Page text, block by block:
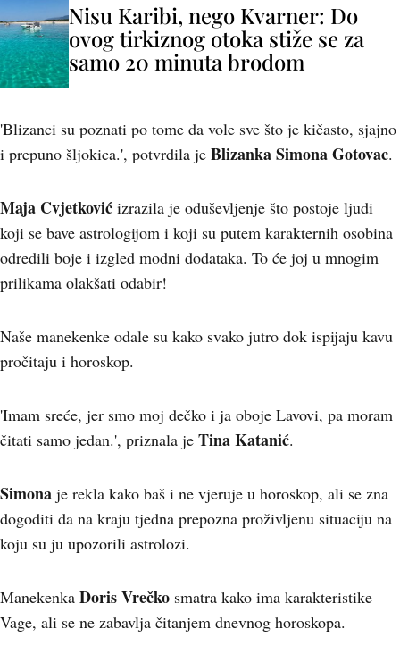
Nisu Karibi, nego Kvarner: Do
ovog tirkiznog otoka stiže se za
samo 20 minuta brodom
'Blizanci su poznati po tome da vole sve što je kičasto, sjajno
i prepuno šljokica.', potvrdila je Blizanka Simona Gotovac.
Maja Cvjetković izrazila je oduševljenje što postoje ljudi
koji se bave astrologijom i koji su putem karakternih osobina
odredili boje i izgled modni dodataka. To će joj u mnogim
prilikama olakšati odabir!
Naše manekenke odale su kako svako jutro dok ispijaju kavu
pročitaju i horoskop.
'Imam sreće, jer smo moj dečko i ja oboje Lavovi, pa moram
čitati samo jedan.', priznala je Tina Katanić.
Simona je rekla kako baš i ne vjeruje u horoskop, ali se zna
dogoditi da na kraju tjedna prepozna proživljenu situaciju na
koju su ju upozorili astrolozi.
Manekenka Doris Vrečko smatra kako ima karakteristike
Vage, ali se ne zabavlja čitanjem dnevnog horoskopa.